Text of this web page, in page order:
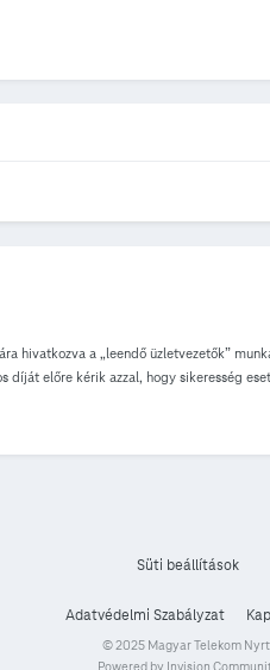
hivatkozva a „leendő üzletvezetők”
előre kérik azzal, hogy sikeresség
feljelentést, ezzel is segítve mások
Süti beállítások
Adatvédelmi Szabályzat
© 2025 Magyar Telekom
Powered by Invision